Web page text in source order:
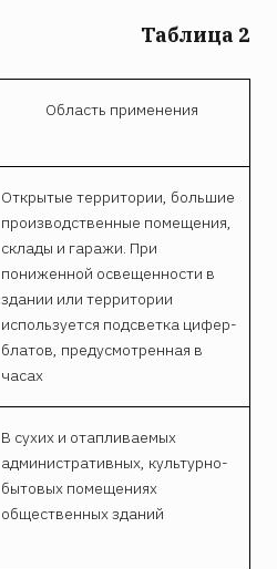
Таблица 2
Область применения
Открытые территории, большие
произ­вод­ст­венные помещения,
склады и гаражи. При
пониженной освещенности в
здании или территории
используется подсветка цифер­
бла­тов, предусмотренная в
часах
В сухих и отапливаемых
административных, культурно-
бытовых помещениях
общественных зданий